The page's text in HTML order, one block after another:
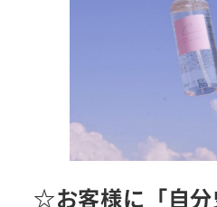
☆お客様に「自